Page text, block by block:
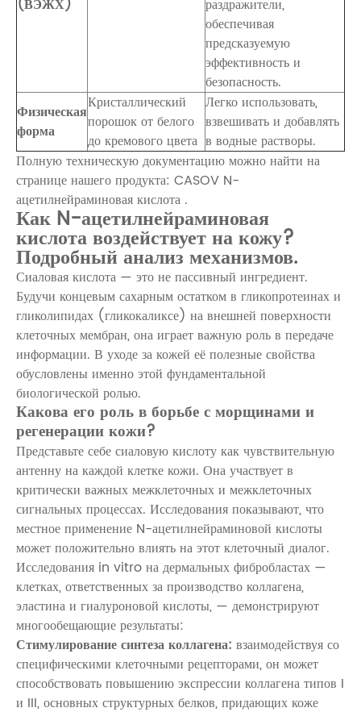
(ВЭЖХ)
раздражители,
обеспечивая
предсказуемую
эффективность и
безопасность.
Физическая
форма
Кристаллический
порошок от белого
до кремового цвета
Легко использовать,
взвешивать и добавлять
в водные растворы.
Полную техническую документацию можно найти на
странице нашего продукта: CASOV N-
ацетилнейраминовая кислота .
Как N-ацетилнейраминовая
кислота воздействует на кожу?
Подробный анализ механизмов.
Сиаловая кислота — это не пассивный ингредиент.
Будучи концевым сахарным остатком в гликопротеинах и
гликолипидах (гликокаликсе) на внешней поверхности
клеточных мембран, она играет важную роль в передаче
информации. В уходе за кожей её полезные свойства
обусловлены именно этой фундаментальной
биологической ролью.
Какова его роль в борьбе с морщинами и
регенерации кожи?
Представьте себе сиаловую кислоту как чувствительную
антенну на каждой клетке кожи. Она участвует в
критически важных межклеточных и межклеточных
сигнальных процессах. Исследования показывают, что
местное применение N-ацетилнейраминовой кислоты
может положительно влиять на этот клеточный диалог.
Исследования in vitro на дермальных фибробластах —
клетках, ответственных за производство коллагена,
эластина и гиалуроновой кислоты, — демонстрируют
многообещающие результаты:
Стимулирование синтеза коллагена: взаимодействуя со
специфическими клеточными рецепторами, он может
способствовать повышению экспрессии коллагена типов I
и III, основных структурных белков, придающих коже